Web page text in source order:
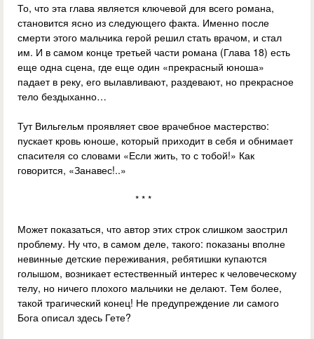
То, что эта глава является ключевой для всего романа,
становится ясно из следующего факта. Именно после
смерти этого мальчика герой решил стать врачом, и стал
им. И в самом конце третьей части романа (Глава 18) есть
еще одна сцена, где еще один «прекрасный юноша»
падает в реку, его вылавливают, раздевают, но прекрасное
тело бездыханно…
Тут Вильгельм проявляет свое врачебное мастерство:
пускает кровь юноше, который приходит в себя и обнимает
спасителя со словами «Если жить, то с тобой!» Как
говорится, «Занавес!..»
* * *
Может показаться, что автор этих строк слишком заострил
проблему. Ну что, в самом деле, такого: показаны вполне
невинные детские переживания, ребятишки купаются
голышом, возникает естественный интерес к человеческому
телу, но ничего плохого мальчики не делают. Тем более,
такой трагический конец! Не предупреждение ли самого
Бога описал здесь Гете?